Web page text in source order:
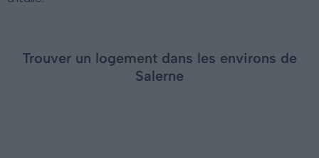
Trouver un logement dans les environs de
Salerne